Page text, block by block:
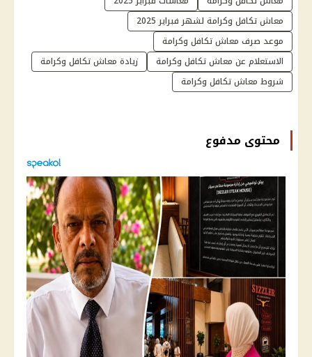
معاش تكافل وكرامة لشهر فبراير 2025
موعد صرف معاش تكافل وكرامة
الاستعلام عن معاش تكافل وكرامة
زيادة معاش تكافل وكرامة
شروط معاش تكافل وكرامة
محتوى مدفوع